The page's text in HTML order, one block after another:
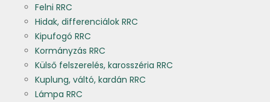
Felni RRC
Hidak, differenciálok RRC
Kipufogó RRC
Kormányzás RRC
Külső felszerelés, karosszéria RRC
Kuplung, váltó, kardán RRC
Lámpa RRC